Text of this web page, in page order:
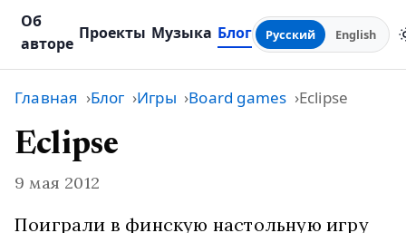
Об
авторе
Проекты Музыка Блог Русский English
Главная Блог Игры Board games Eclipse
Eclipse
9 мая 2012
Поиграли в финскую настольную игру